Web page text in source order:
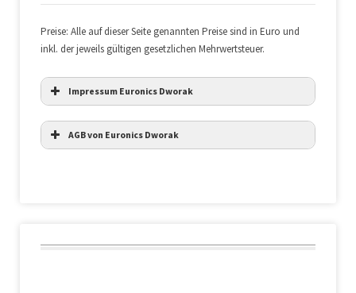
Preise: Alle auf dieser Seite genannten Preise sind in Euro und
inkl. der jeweils gültigen gesetzlichen Mehrwertsteuer.
Impressum Euronics Dworak
AGB von Euronics Dworak
Online-Käufe